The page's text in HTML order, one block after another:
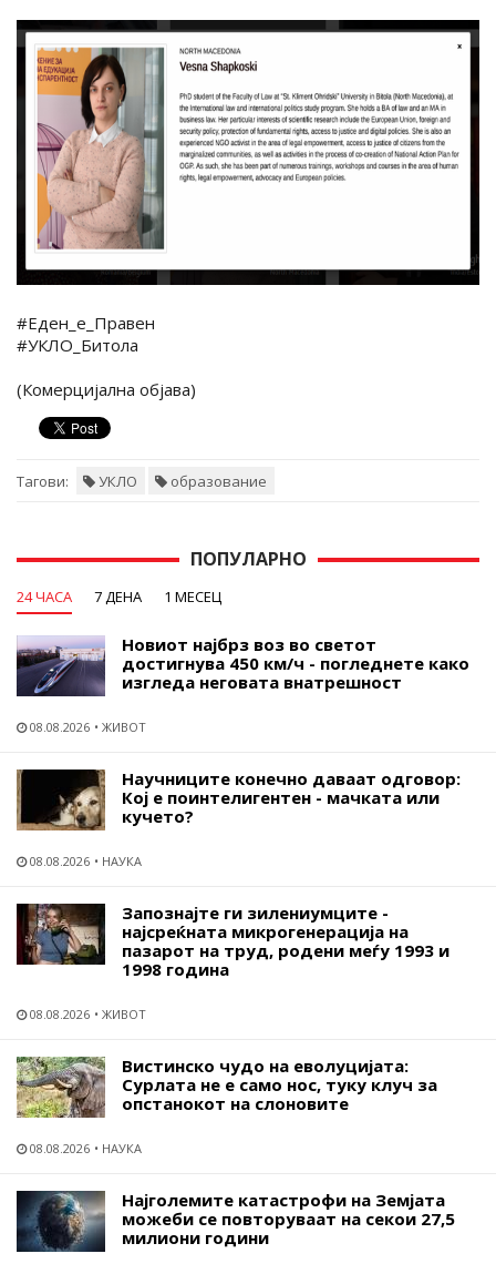
#Еден_е_Правен
#УКЛО_Битола
(Комерцијална објава)
Тагови: УКЛО образование
ПОПУЛАРНО
24 ЧАСА 7 ДЕНА 1 МЕСЕЦ
Новиот најбрз воз во светот
достигнува 450 км/ч - погледнете како
изгледа неговата внатрешност
08.08.2026 ЖИВОТ
Научниците конечно даваат одговор:
Кој е поинтелигентен - мачката или
кучето?
08.08.2026 НАУКА
Запознајте ги зилениумците -
најсреќната микрогенерација на
пазарот на труд, родени меѓу 1993 и
1998 година
08.08.2026 ЖИВОТ
Вистинско чудо на еволуцијата:
Сурлата не е само нос, туку клуч за
опстанокот на слоновите
08.08.2026 НАУКА
Најголемите катастрофи на Земјата
можеби се повторуваат на секои 27,5
милиони години